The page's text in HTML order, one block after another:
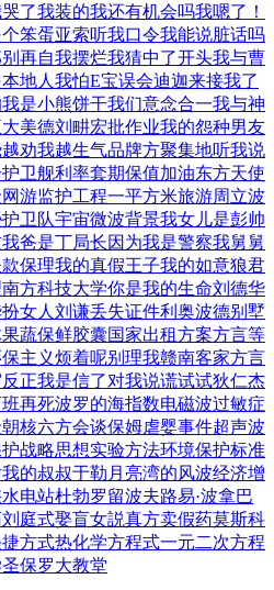
了我装的我还有机会吗我嗯了！
笨蛋亚索听我口令我能说脏话吗
别再自我摆烂我猜中了开头我与曹
地人 我怕E宝误会迪迦来接我了
我是小熊饼干我们意念合一我与神
美德刘畊宏批作业我的怨种男友
越劝我越生气品牌方聚集地听我说
卫舰利率套期保值加油东方天使
网游监护工程一平方米旅游周立波
卫队宇宙微波背景我女儿是彭帅
我爸是丁局长因为我是警察我舅舅
保理我的真假王子我的如意狼君
南方科技大学你是我的生命刘德华
女人 刘谦丢失证件利奥波德别墅
果蔬保鲜胶囊国家出租方案方言等
主义烦着呢别理我赣南客家方言
反正我是信了对我说谎试试狄仁杰
再死波罗的海指数电磁波过敏症
朝核六方会谈保姆虐婴事件超声波
战略思想实验方法环境保护标准
我的叔叔于勒 月亮湾的风波经济增
电站杜勃罗留波夫路易·波拿巴
刘庭式娶盲女説真方卖假药莫斯科
方式热化学方程式一元二次方程
圣保罗大教堂